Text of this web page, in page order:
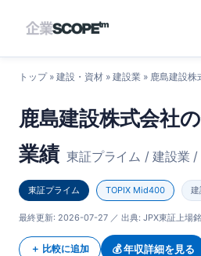
トップ» 建設・資材 » 建設業 » 鹿島建設株
鹿島建設株式会社
業績 東証プライム / 建設業 /
東証プライム TOPIX Mid400
最終更新: 2026-07-27 ／ 出典: JPX東証上場
＋ 比較に追加 💰 年収詳細を見る